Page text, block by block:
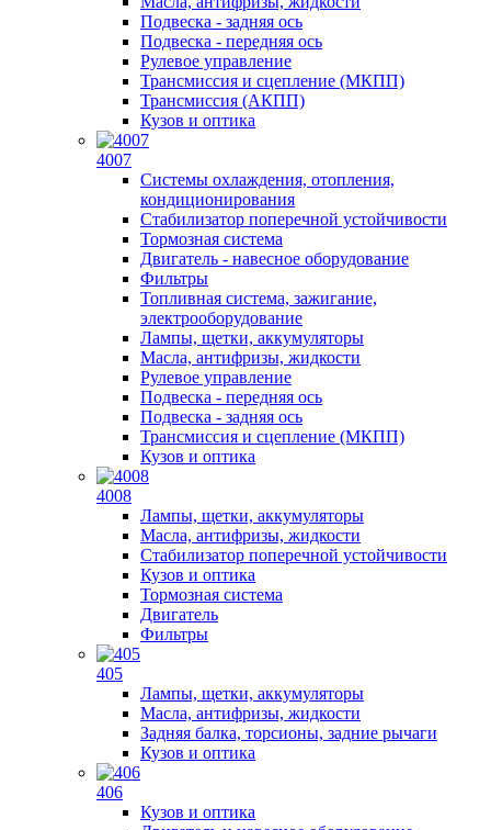
Подвеска - задняя ось
Подвеска - передняя ось
Рулевое управление
Трансмиссия и сцепление (МКПП)
Трансмиссия (АКПП)
Кузов и оптика
4007
Системы охлаждения, отопления,
кондиционирования
Стабилизатор поперечной устойчивости
Тормозная система
Двигатель - навесное оборудование
Фильтры
Топливная система, зажигание,
электрооборудование
Лампы, щетки, аккумуляторы
Масла, антифризы, жидкости
Рулевое управление
Подвеска - передняя ось
Подвеска - задняя ось
Трансмиссия и сцепление (МКПП)
Кузов и оптика
4008
Лампы, щетки, аккумуляторы
Масла, антифризы, жидкости
Стабилизатор поперечной устойчивости
Кузов и оптика
Тормозная система
Двигатель
Фильтры
405
Лампы, щетки, аккумуляторы
Масла, антифризы, жидкости
Задняя балка, торсионы, задние рычаги
Кузов и оптика
406
Кузов и оптика